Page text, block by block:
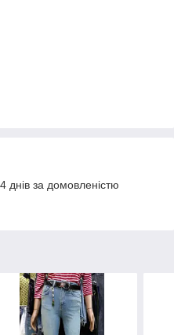
днів за домовленістю